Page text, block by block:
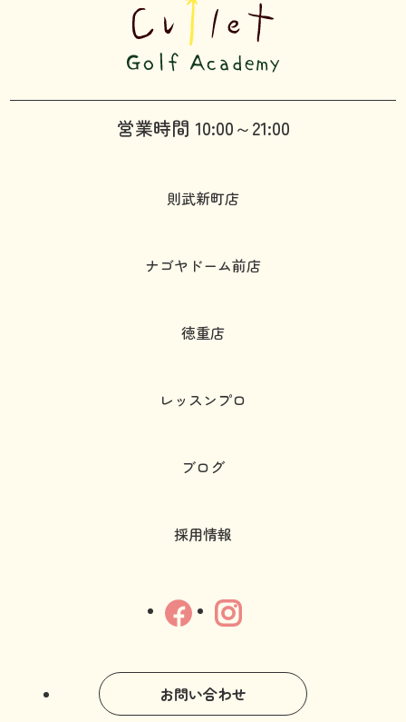
営業時間 10:00～21:00
則武新町店
ナゴヤドーム前店
徳重店
レッスンプロ
ブログ
採用情報
お問い合わせ